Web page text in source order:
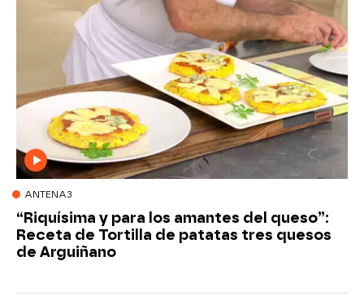
ANTENA3
“Riquísima y para los amantes del queso”:
Receta de Tortilla de patatas tres quesos
de Arguiñano